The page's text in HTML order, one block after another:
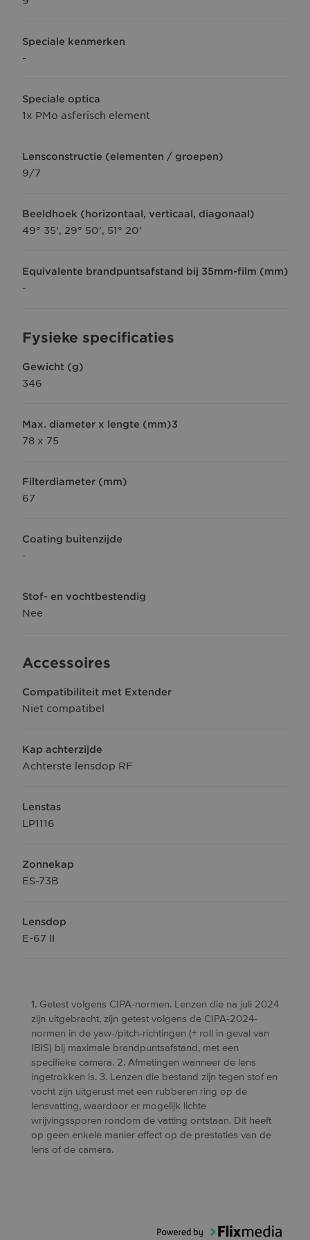
Speciale kenmerken
-
Speciale optica
1x PMo asferisch element
Lensconstructie (elementen / groepen)
9/7
Beeldhoek (horizontaal, verticaal, diagonaal)
49° 35', 29° 50', 51° 20'
Equivalente brandpuntsafstand bij 35mm-film (mm)
-
Fysieke specificaties
Gewicht (g)
346
Max. diameter x lengte (mm)3
78 x 75
Filterdiameter (mm)
67
Coating buitenzijde
-
Stof- en vochtbestendig
Nee
Accessoires
Compatibiliteit met Extender
Niet compatibel
Kap achterzijde
Achterste lensdop RF
Lenstas
LP1116
Zonnekap
ES-73B
Lensdop
E-67 II
1. Getest volgens CIPA-normen. Lenzen die na juli 2024
zijn uitgebracht, zijn getest volgens de CIPA-2024-
normen in de yaw-/pitch-richtingen (+ roll in geval van
IBIS) bij maximale brandpuntsafstand, met een
specifieke camera. 2. Afmetingen wanneer de lens
ingetrokken is. 3. Lenzen die bestand zijn tegen stof en
vocht zijn uitgerust met een rubberen ring op de
lensvatting, waardoor er mogelijk lichte
wrijvingssporen rondom de vatting ontstaan. Dit heeft
op geen enkele manier effect op de prestaties van de
lens of de camera.